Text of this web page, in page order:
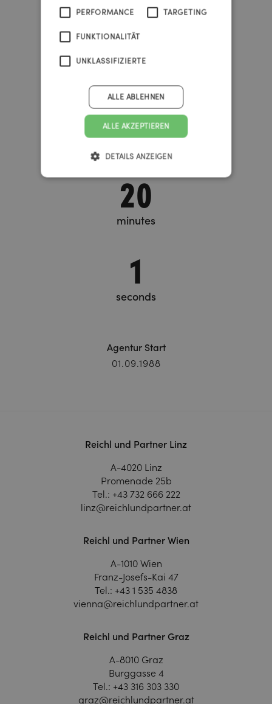
339
days
20
20
minutes
1
seconds
Agentur Start
01.09.1988
Reichl und Partner Linz
A-4020 Linz
Promenade 25b
Tel.: +43 732 666 222
linz@reichlundpartner.at
Reichl und Partner Wien
A-1010 Wien
Franz-Josefs-Kai 47
Tel.: +43 1 535 4838
vienna@reichlundpartner.at
Reichl und Partner Graz
A-8010 Graz
Burggasse 4
Tel.: +43 316 303 330
graz@reichlundpartner.at
PERFORMANCE TARGETING
FUNKTIONALITÄT
UNKLASSIFIZIERTE
ALLE AKZEPTIEREN
ALLE ABLEHNEN
DETAILS ANZEIGEN